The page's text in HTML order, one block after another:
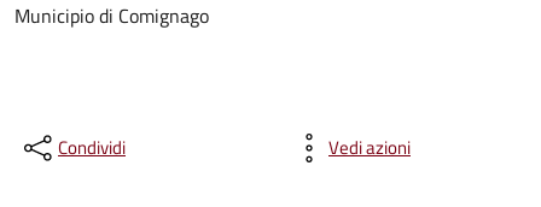
Municipio di Comignago
Condividi Vedi azioni